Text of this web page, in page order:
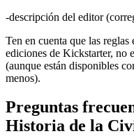
-descripción del editor
Ten en cuenta que las
ediciones de Kickstarter, no
(aunque están disponibles
menos).
Preguntas
Historia de la